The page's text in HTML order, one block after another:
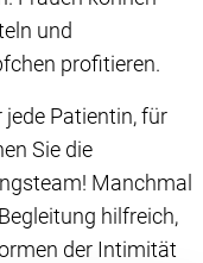
und
profitieren.
Patientin, für
Sie die
Manchmal
hilfreich,
der Intimität